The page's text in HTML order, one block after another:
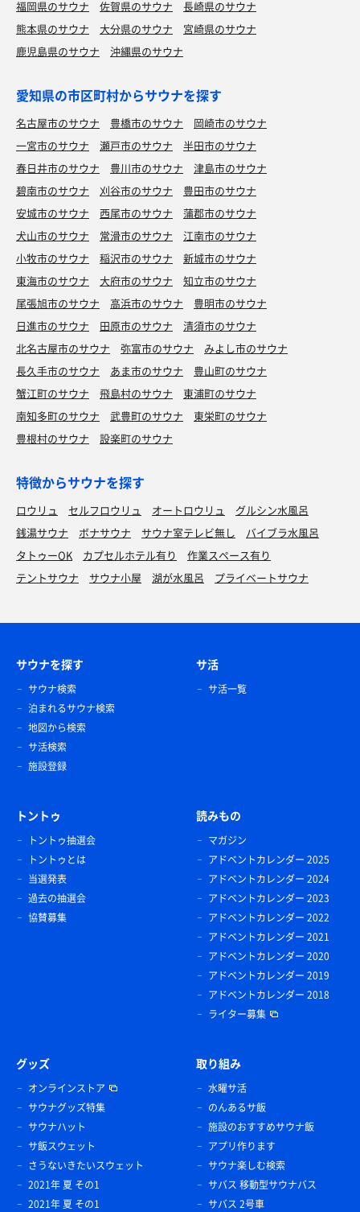
福岡県のサウナ 佐賀県のサウナ
長崎県のサウナ
熊本県のサウナ
大分県のサウナ
宮崎県のサウナ
鹿児島県のサウナ
沖縄県のサウナ
愛知県の市区町村からサウナを探す
名古屋市のサウナ 豊橋市のサウナ
岡崎市のサウナ
一宮市のサウナ
瀬戸市のサウナ
半田市のサウナ
春日井市のサウナ
豊川市のサウナ
津島市のサウナ
碧南市のサウナ
刈谷市のサウナ
豊田市のサウナ
安城市のサウナ
西尾市のサウナ
蒲郡市のサウナ
犬山市のサウナ
常滑市のサウナ
江南市のサウナ
小牧市のサウナ
稲沢市のサウナ
新城市のサウナ
東海市のサウナ
大府市のサウナ
知立市のサウナ
尾張旭市のサウナ
高浜市のサウナ
豊明市のサウナ
日進市のサウナ
田原市のサウナ
清須市のサウナ
北名古屋市のサウナ
弥富市のサウナ
みよし市のサウナ
長久手市のサウナ
あま市のサウナ
豊山町のサウナ
蟹江町のサウナ
飛島村のサウナ
東浦町のサウナ
南知多町のサウナ
武豊町のサウナ
東栄町のサウナ
豊根村のサウナ
設楽町のサウナ
特徴からサウナを探す
ロウリュ セルフロウリュ オートロウリュ
グルシン水風呂
銭湯サウナ
ボナサウナ サウナ室テレビ無し
バイブラ水風呂
タトゥーOK
カプセルホテル有り
作業スペース有り
テントサウナ
サウナ小屋 湖が水風呂 プライベートサウナ
サウナを探す
サウナ検索
泊まれるサウナ検索
地図から検索
サ活検索
施設登録
サ活
サ活一覧
トントゥ
トントゥ抽選会
トントゥとは
当選発表
過去の抽選会
協賛募集
読みもの
マガジン
アドベントカレンダー 2025
アドベントカレンダー 2024
アドベントカレンダー 2023
アドベントカレンダー 2022
アドベントカレンダー 2021
アドベントカレンダー 2020
アドベントカレンダー 2019
アドベントカレンダー 2018
ライター募集
グッズ
オンラインストア
サウナグッズ特集
サウナハット
サ飯スウェット
さうないきたいスウェット
2021年 夏 その1
2021年 夏 その1
取り組み
水曜サ活
のんあるサ飯
施設のおすすめサウナ飯
アプリ作ります
サウナ楽しむ検索
サバス 移動型サウナバス
サバス 2号車